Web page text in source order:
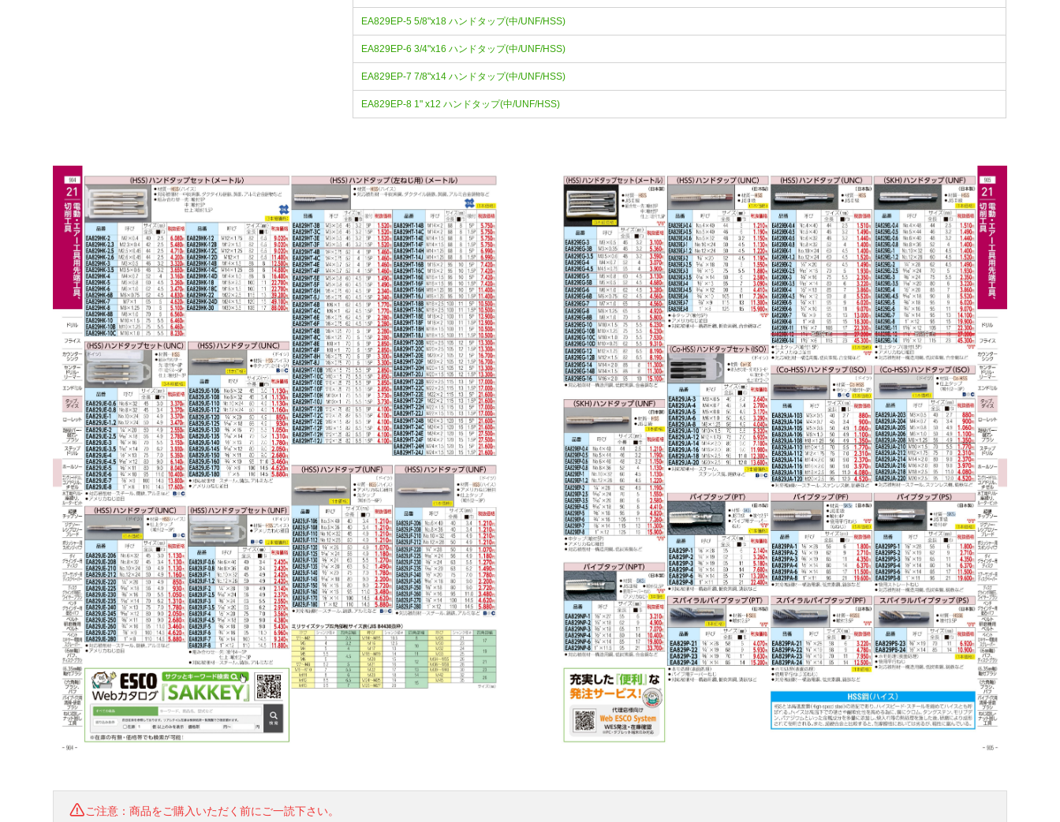
EA829EP-5 5/8"x18 ハンドタップ(中/UNF/HSS)
EA829EP-6 3/4"x16 ハンドタップ(中/UNF/HSS)
EA829EP-7 7/8"x14 ハンドタップ(中/UNF/HSS)
EA829EP-8 1" x12 ハンドタップ(中/UNF/HSS)
ご注意：商品をご購入いただく前にご一読下さい。